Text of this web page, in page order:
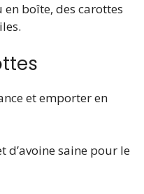
boîte, des carottes
et emporter en
d’avoine saine pour le